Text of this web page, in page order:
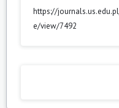
https://
e/view/7492